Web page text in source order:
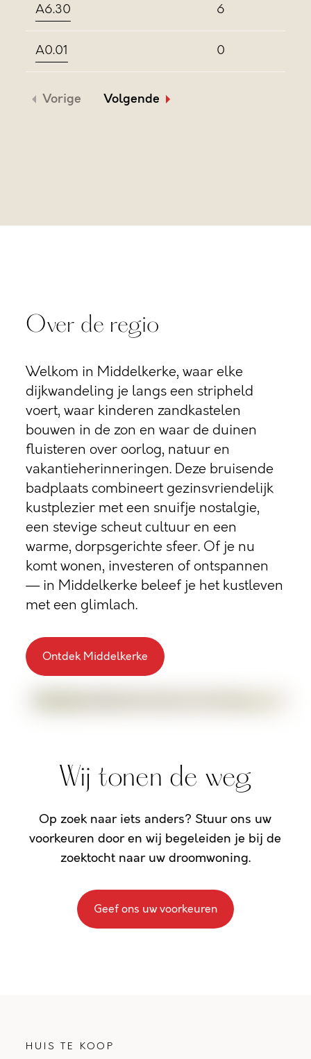
A6.30 6
A0.01 0
Vorige Volgende
Over de regio
Welkom in Middelkerke, waar elke
dijkwandeling je langs een stripheld
voert, waar kinderen zandkastelen
bouwen in de zon en waar de duinen
fluisteren over oorlog, natuur en
vakantieherinneringen. Deze bruisende
badplaats combineert gezinsvriendelijk
kustplezier met een snuifje nostalgie,
een stevige scheut cultuur en een
warme, dorpsgerichte sfeer. Of je nu
komt wonen, investeren of ontspannen
— in Middelkerke beleef je het kustleven
met een glimlach.
Ontdek Middelkerke
Wij tonen de weg
Op zoek naar iets anders? Stuur ons uw
voorkeuren door en wij begeleiden je bij de
zoektocht naar uw droomwoning.
Geef ons uw voorkeuren
HUIS TE KOOP